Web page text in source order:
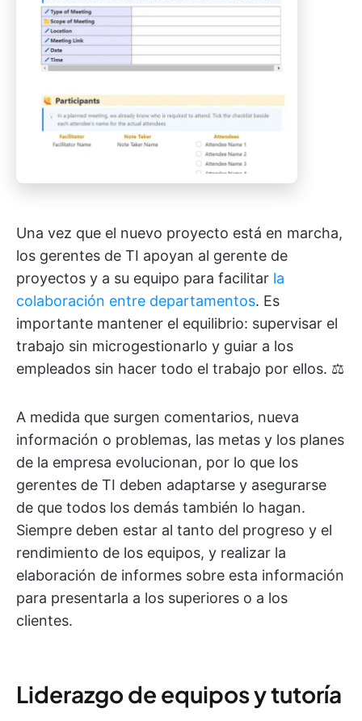
Una vez que el nuevo proyecto está en marcha,
los gerentes de TI apoyan al gerente de
proyectos y a su equipo para facilitar la
colaboración entre departamentos. Es
importante mantener el equilibrio: supervisar el
trabajo sin microgestionarlo y guiar a los
empleados sin hacer todo el trabajo por ellos. ⚖️
A medida que surgen comentarios, nueva
información o problemas, las metas y los planes
de la empresa evolucionan, por lo que los
gerentes de TI deben adaptarse y asegurarse
de que todos los demás también lo hagan.
Siempre deben estar al tanto del progreso y el
rendimiento de los equipos, y realizar la
elaboración de informes sobre esta información
para presentarla a los superiores o a los
clientes.
Liderazgo de equipos y tutoría